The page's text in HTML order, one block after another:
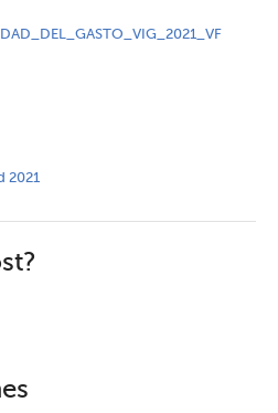
2021